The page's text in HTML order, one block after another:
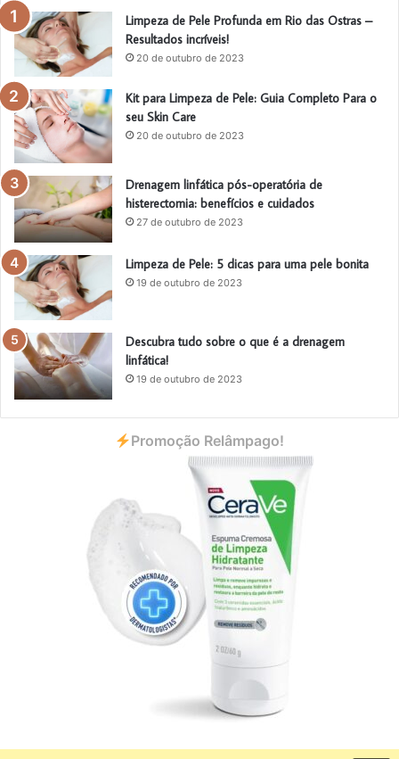
Limpeza de Pele Profunda em Rio das Ostras –
Resultados incríveis!
20 de outubro de 2023
Kit para Limpeza de Pele: Guia Completo Para o
seu Skin Care
20 de outubro de 2023
Drenagem linfática pós-operatória de
histerectomia: benefícios e cuidados
27 de outubro de 2023
Limpeza de Pele: 5 dicas para uma pele bonita
19 de outubro de 2023
Descubra tudo sobre o que é a drenagem
linfática!
19 de outubro de 2023
Promoção Relâmpago!